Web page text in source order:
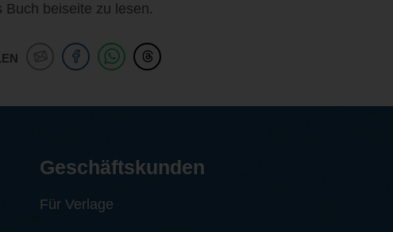
beiseite zu lesen.
Geschäftskunden
Für Verlage